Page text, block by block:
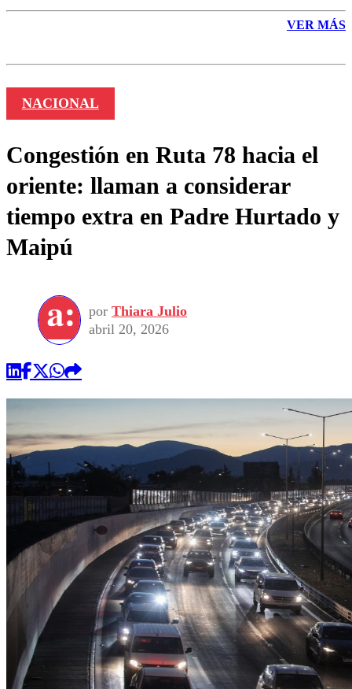
VER MÁS
NACIONAL
Congestión en Ruta 78 hacia el
oriente: llaman a considerar
tiempo extra en Padre Hurtado y
Maipú
por Thiara Julio
abril 20, 2026